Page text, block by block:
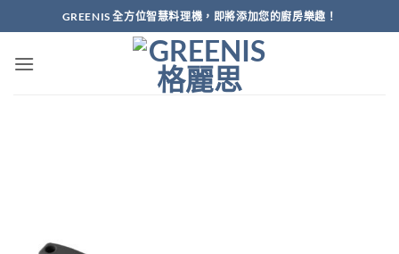
to
content
GREENIS 全方位智慧料理機，即將添加您的廚房樂趣！